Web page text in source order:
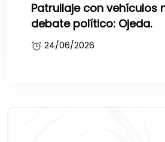
Patrullaje con vehículos
debate político: Ojeda.
24/06/2026